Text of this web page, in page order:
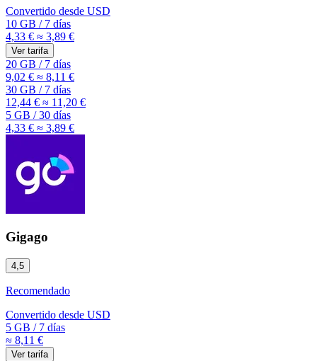
Convertido desde USD
10 GB /7 días
4,33 € ≈ 3,89 €
Ver tarifa
20 GB /7 días
9,02 € ≈ 8,11 €
30 GB /7 días
12,44 € ≈ 11,20 €
5 GB /30 días
4,33 € ≈ 3,89 €
Gigago
4,5
Recomendado
Convertido desde USD
5 GB /7 días
≈ 8,11 €
Ver tarifa